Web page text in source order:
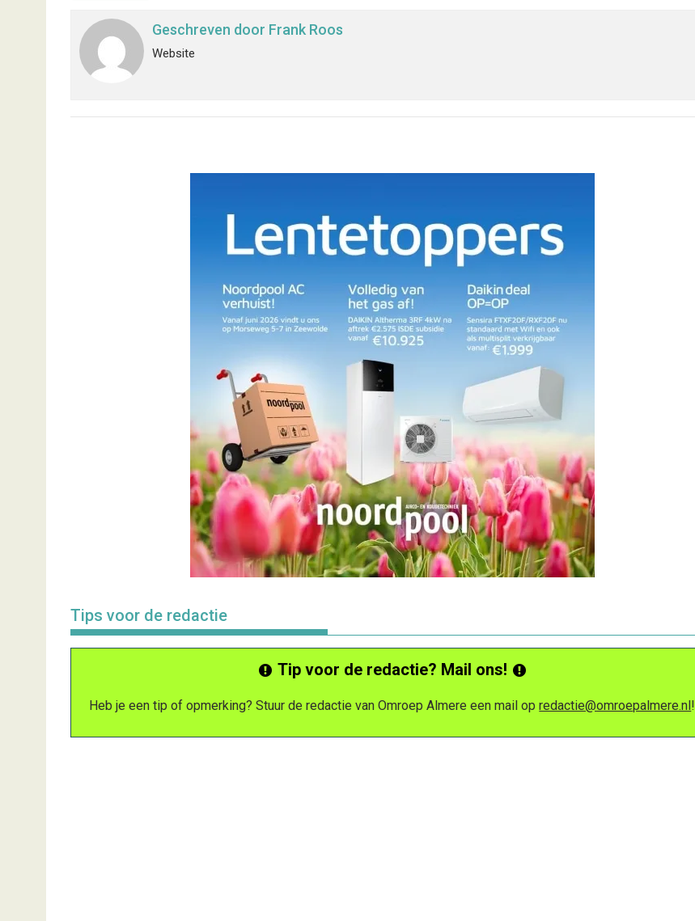
Geschreven door Frank Roos
Website
Tips voor de redactie
Tip voor de redactie? Mail ons!
Heb je een tip of opmerking? Stuur de redactie van Omroep Almere een mail opredactie@omroepalmere.nl!